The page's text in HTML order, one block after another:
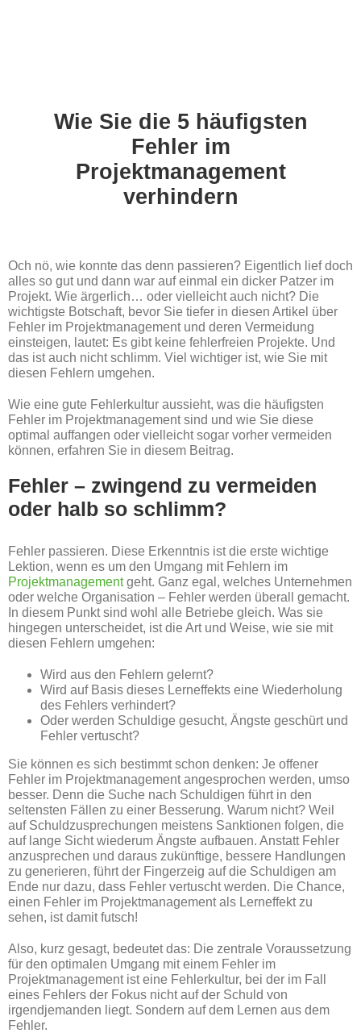
Wie Sie die 5 häufigsten
Fehler im
Projektmanagement
verhindern
Och nö, wie konnte das denn passieren? Eigentlich lief doch
alles so gut und dann war auf einmal ein dicker Patzer im
Projekt. Wie ärgerlich… oder vielleicht auch nicht? Die
wichtigste Botschaft, bevor Sie tiefer in diesen Artikel über
Fehler im Projektmanagement und deren Vermeidung
einsteigen, lautet: Es gibt keine fehlerfreien Projekte. Und
das ist auch nicht schlimm. Viel wichtiger ist, wie Sie mit
diesen Fehlern umgehen.
Wie eine gute Fehlerkultur aussieht, was die häufigsten
Fehler im Projektmanagement sind und wie Sie diese
optimal auffangen oder vielleicht sogar vorher vermeiden
können, erfahren Sie in diesem Beitrag.
Fehler – zwingend zu vermeiden
oder halb so schlimm?
Fehler passieren. Diese Erkenntnis ist die erste wichtige
Lektion, wenn es um den Umgang mit Fehlern im
Projektmanagementgeht. Ganz egal, welches Unternehmen
oder welche Organisation – Fehler werden überall gemacht.
In diesem Punkt sind wohl alle Betriebe gleich. Was sie
hingegen unterscheidet, ist die Art und Weise, wie sie mit
diesen Fehlern umgehen:
Wird aus den Fehlern gelernt?
Wird auf Basis dieses Lerneffekts eine Wiederholung
des Fehlers verhindert?
Oder werden Schuldige gesucht, Ängste geschürt und
Fehler vertuscht?
Sie können es sich bestimmt schon denken: Je offener
Fehler im Projektmanagement angesprochen werden, umso
besser. Denn die Suche nach Schuldigen führt in den
seltensten Fällen zu einer Besserung. Warum nicht? Weil
auf Schuldzusprechungen meistens Sanktionen folgen, die
auf lange Sicht wiederum Ängste aufbauen. Anstatt Fehler
anzusprechen und daraus zukünftige, bessere Handlungen
zu generieren, führt der Fingerzeig auf die Schuldigen am
Ende nur dazu, dass Fehler vertuscht werden. Die Chance,
einen Fehler im Projektmanagement als Lerneffekt zu
sehen, ist damit futsch!
Also, kurz gesagt, bedeutet das: Die zentrale Voraussetzung
für den optimalen Umgang mit einem Fehler im
Projektmanagement ist eine Fehlerkultur, bei der im Fall
eines Fehlers der Fokus nicht auf der Schuld von
irgendjemanden liegt. Sondern auf dem Lernen aus dem
Fehler.